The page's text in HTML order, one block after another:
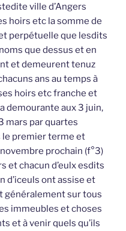
ville d’Angers
hoirs etc la somme de
perpétuelle que lesdits
que dessus et en
et demeurent tenuz
ans au temps à
hoirs etc franche et
demourante aux 3 juin,
mars par quartes
le premier terme et
prochain (f°3)
et chacun d’eulx esdits
d’iceuls ont assise et
généralement sur tous
immeubles et choses
et à venir quels qu’ils